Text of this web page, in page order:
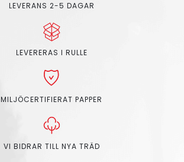
LEVERANS 2-5 DAGAR
LEVERERAS I RULLE
MILJÖCERTIFIERAT PAPPER
VI BIDRAR TILL NYA TRÄD